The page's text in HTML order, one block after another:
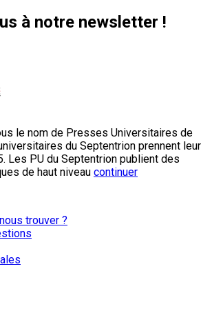
à notre newsletter !
le nom de Presses Universitaires de
du Septentrion prennent leur
Les PU du Septentrion publient des
de haut niveau continuer
trouver ?